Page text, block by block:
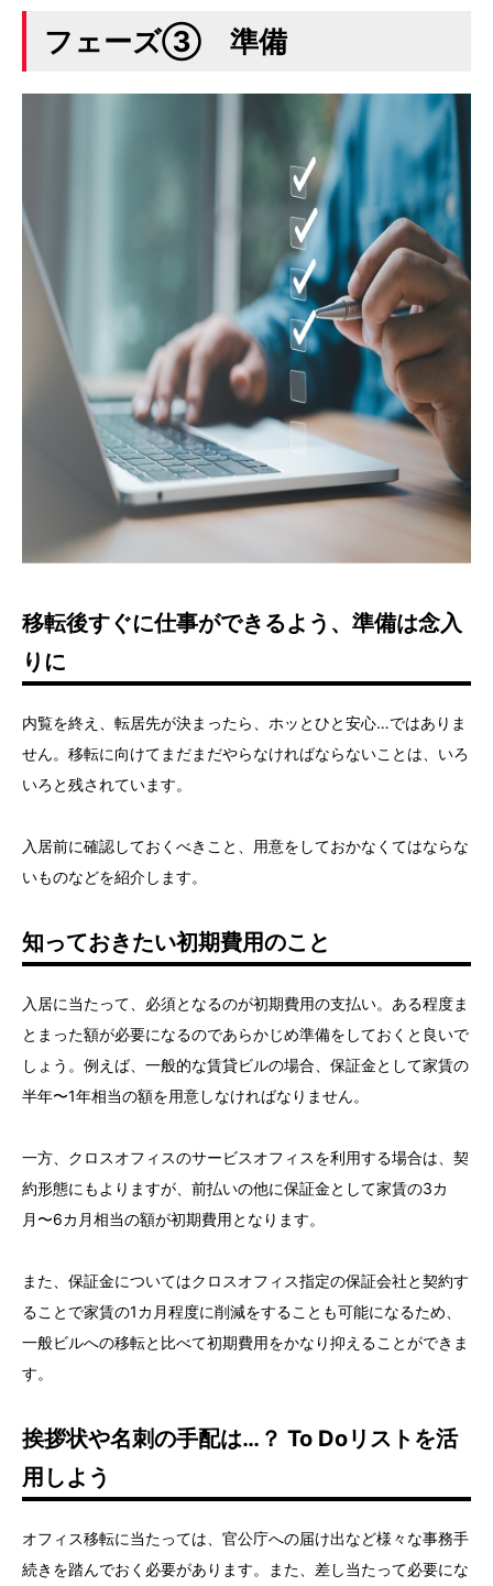
フェーズ③ 準備
移転後すぐに仕事ができるよう、準備は念入
りに
内覧を終え、転居先が決まったら、ホッとひと安心…ではありま
せん。移転に向けてまだまだやらなければならないことは、いろ
いろと残されています。
入居前に確認しておくべきこと、用意をしておかなくてはならな
いものなどを紹介します。
知っておきたい初期費用のこと
入居に当たって、必須となるのが初期費用の支払い。ある程度ま
とまった額が必要になるのであらかじめ準備をしておくと良いで
しょう。例えば、一般的な賃貸ビルの場合、保証金として家賃の
半年〜1年相当の額を用意しなければなりません。
一方、クロスオフィスのサービスオフィスを利用する場合は、契
約形態にもよりますが、前払いの他に保証金として家賃の3カ
月〜6カ月相当の額が初期費用となります。
また、保証金についてはクロスオフィス指定の保証会社と契約す
ることで家賃の1カ月程度に削減をすることも可能になるため、
一般ビルへの移転と比べて初期費用をかなり抑えることができま
す。
挨拶状や名刺の手配は…？ To Doリストを活
用しよう
オフィス移転に当たっては、官公庁への届け出など様々な事務手
続きを踏んでおく必要があります。また、差し当たって必要にな